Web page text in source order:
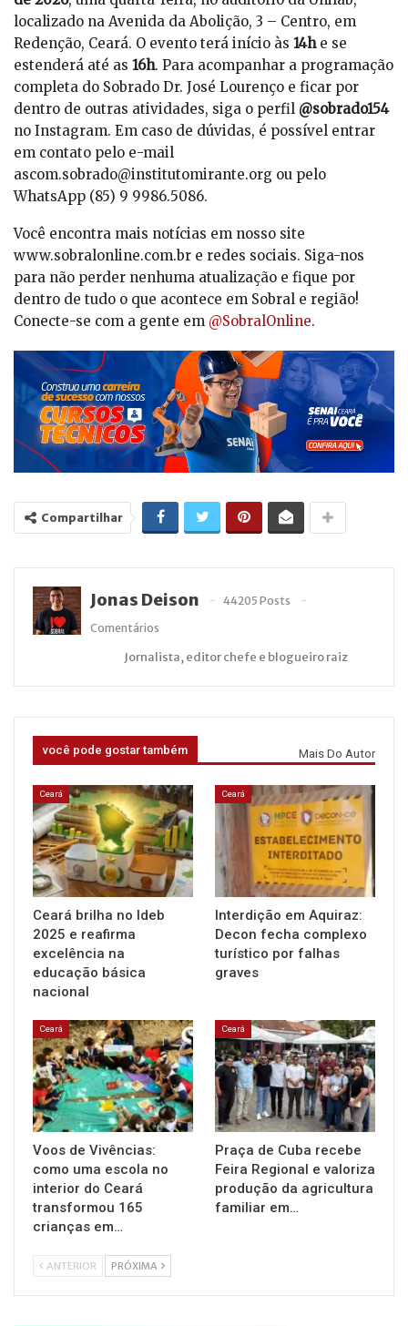
localizado na Avenida da Abolição, 3 – Centro, em
Redenção, Ceará. O evento terá início às 14he se
estenderá até as 16h. Para acompanhar a programação
completa do Sobrado Dr. José Lourenço e ficar por
dentro de outras atividades, siga o perfil @sobrado154
no Instagram. Em caso de dúvidas, é possível entrar
em contato pelo e-mail
ascom.sobrado@institutomirante.org ou pelo
WhatsApp (85) 9 9986.5086.
Você encontra mais notícias em nosso site
www.sobralonline.com.br e redes sociais. Siga-nos
para não perder nenhuma atualização e fique por
dentro de tudo o que acontece em Sobral e região!
Conecte-se com a gente em @SobralOnline.
Compartilhar
Jonas Deison
44205 Posts
Comentários
Jornalista, editor chefe e blogueiro raiz
você pode gostar também Mais Do Autor
Ceará
Ceará brilha no Ideb
2025 e reafirma
excelência na
educação básica
nacional
Ceará
Interdição em Aquiraz:
Decon fecha complexo
turístico por falhas
graves
Ceará
Voos de Vivências:
como uma escola no
interior do Ceará
transformou 165
crianças em…
Ceará
Praça de Cuba recebe
Feira Regional e valoriza
produção da agricultura
familiar em…
ANTERIOR PRÓXIMA